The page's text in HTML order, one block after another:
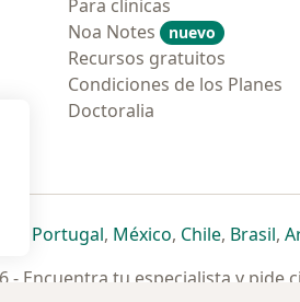
Para clinicas
Noa Notes
nuevo
Recursos gratuitos
Condiciones de los Planes
Doctoralia
pestaña
en una nueva pestaña
se abre en una nueva pestaña
Portugalse abre en una nueva
, Méxicose abre en una
, Chilese abre
, Brasilse
,
- Encuentra tu especialista y pide